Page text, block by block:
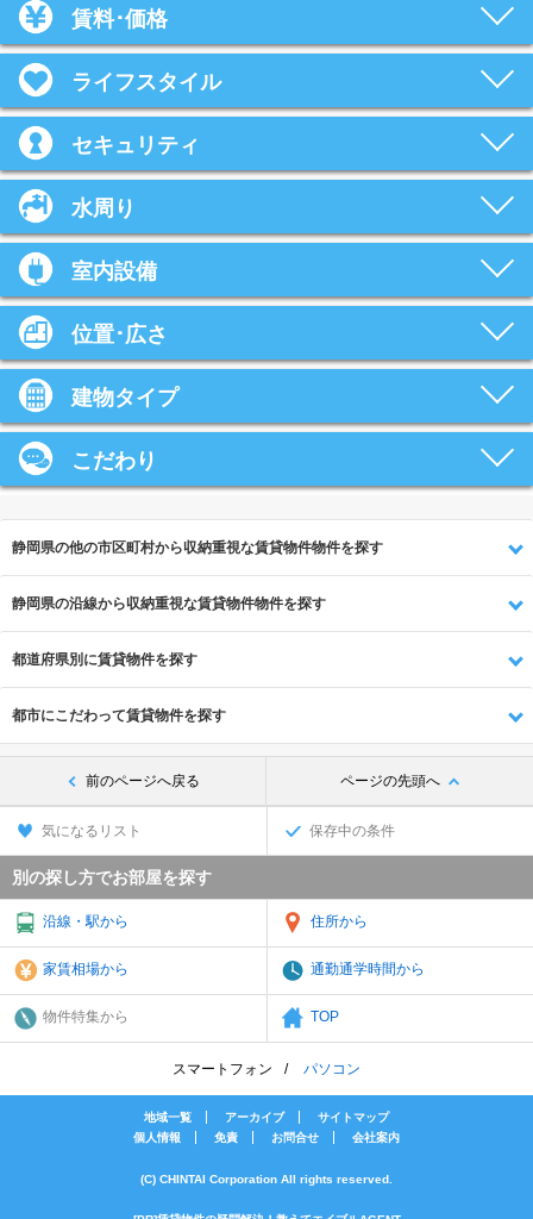
賃料･価格
ライフスタイル
セキュリティ
水周り
室内設備
位置･広さ
建物タイプ
こだわり
静岡県の他の市区町村から収納重視な賃貸物件物件を探す
静岡県の沿線から収納重視な賃貸物件物件を探す
都道府県別に賃貸物件を探す
都市にこだわって賃貸物件を探す
前のページへ戻る ページの先頭へ
気になるリスト 保存中の条件
別の探し方でお部屋を探す
沿線・駅から 住所から
家賃相場から 通勤通学時間から
物件特集から TOP
スマートフォン パソコン
地域一覧 アーカイブ
サイトマップ
個人情報
免責 お問合せ 会社案内
(C) CHINTAI Corporation All rights reserved.